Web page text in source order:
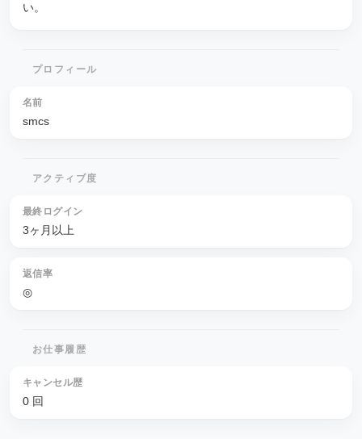
い。
プロフィール
名前
smcs
アクティブ度
最終ログイン
3ヶ月以上
返信率
◎
お仕事履歴
キャンセル歴
0 回